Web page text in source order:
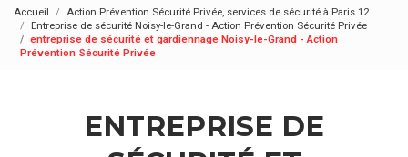
Accueil
Action Prévention Sécurité Privée, services de sécurité à Paris 12
Entreprise de sécurité Noisy-le-Grand - Action Prévention Sécurité Privée
entreprise de sécurité et gardiennage Noisy-le-Grand - Action
Prévention Sécurité Privée
ENTREPRISE DE